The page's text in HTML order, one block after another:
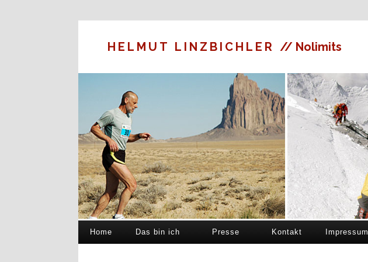
HELMUT LINZBICHLER// Nolimits
Home Das bin ich Presse Kontakt Impressum